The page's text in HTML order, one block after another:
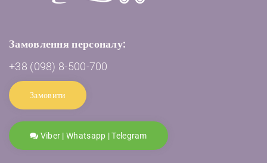
Замовлення персоналу:
+38 (098) 8-500-700
Замовити
Viber | Whatsapp | Telegram